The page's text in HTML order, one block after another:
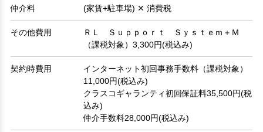
仲介料 (家賃+駐車場) ✕ 消費税
その他費用
ＲＬ Ｓｕｐｐｏｒｔ Ｓｙｓｔｅｍ＋Ｍ
（課税対象）3,300円(税込み)
契約時費用
インターネット初回事務手数料（課税対象）
11,000円(税込み)
クラスコギャランティ初回保証料35,500円(税
込み)
仲介手数料28,000円(税込み)